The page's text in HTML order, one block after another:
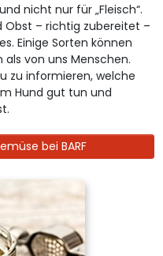
nicht nur für „Fleisch“.
Obst – richtig zubereitet –
Einige Sorten können
von uns Menschen.
zu informieren, welche
Hund gut tun und
bei BARF